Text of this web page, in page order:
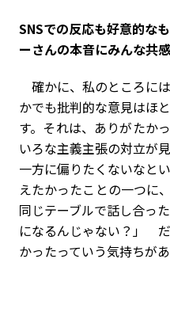
――SNSでの反応も好意的
ーさんの本音にみんな共
確かに、私のところに
かでも批判的な意見はほ
す。それは、ありがたか
いろな主義主張の対立が
一方に偏りたくないなと
えたかったことの一つに
同じテーブルで話し合っ
になるんじゃない？」
かったっていう気持ちがあ